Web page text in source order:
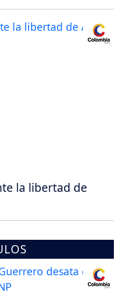
la libertad de